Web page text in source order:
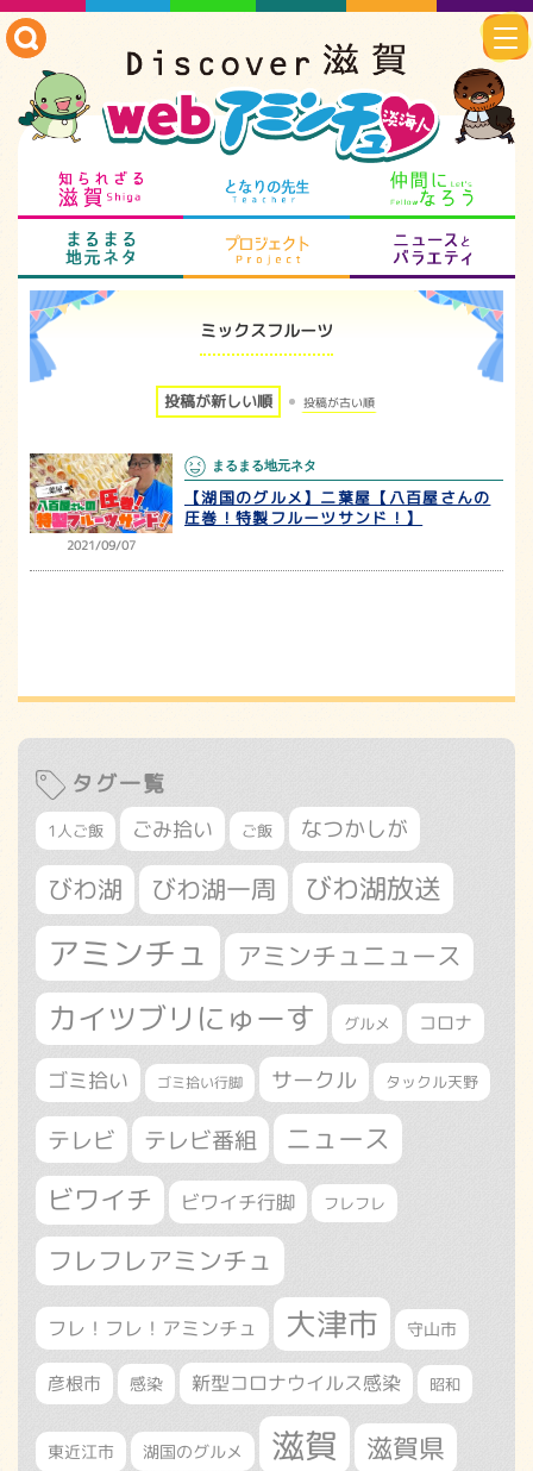
知られざる滋賀 となりの先生
まるまる地元ネタ プロジェクト
ミックスフルーツ
投稿が新しい順 投稿が古い順
2021/09/07
まるまる地元ネタ
【湖国のグルメ】二葉屋【八百屋さんの
圧巻！特製フルーツサンド！】
タグ一覧
1人ご飯 ごみ拾い ご飯 なつかしが
びわ湖 びわ湖一周 びわ湖放送
アミンチュ アミンチュニュース
カイツブリにゅーす グルメ コロナ
ゴミ拾い ゴミ拾い行脚 サークル タックル天野
テレビ テレビ番組 ニュース
ビワイチ ビワイチ行脚 フレフレ
フレフレアミンチュ
フレ！フレ！アミンチュ 大津市 守山市
彦根市 感染 新型コロナウイルス感染 昭和
東近江市 湖国のグルメ 滋賀 滋賀県